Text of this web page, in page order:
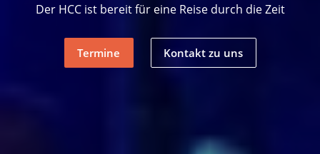
Der HCC ist bereit für eine Reise durch die Zeit
Termine Kontakt zu uns